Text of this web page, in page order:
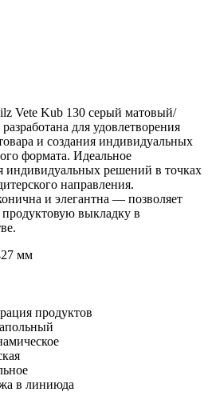
Vete Kub 130 серый матовый/
для удовлетворения
и создания индивидуальных
формата. Идеальное
индивидуальных решений в точках
направления.
и элегантна — позволяет
выкладку в
мм
продуктов
в линиюда